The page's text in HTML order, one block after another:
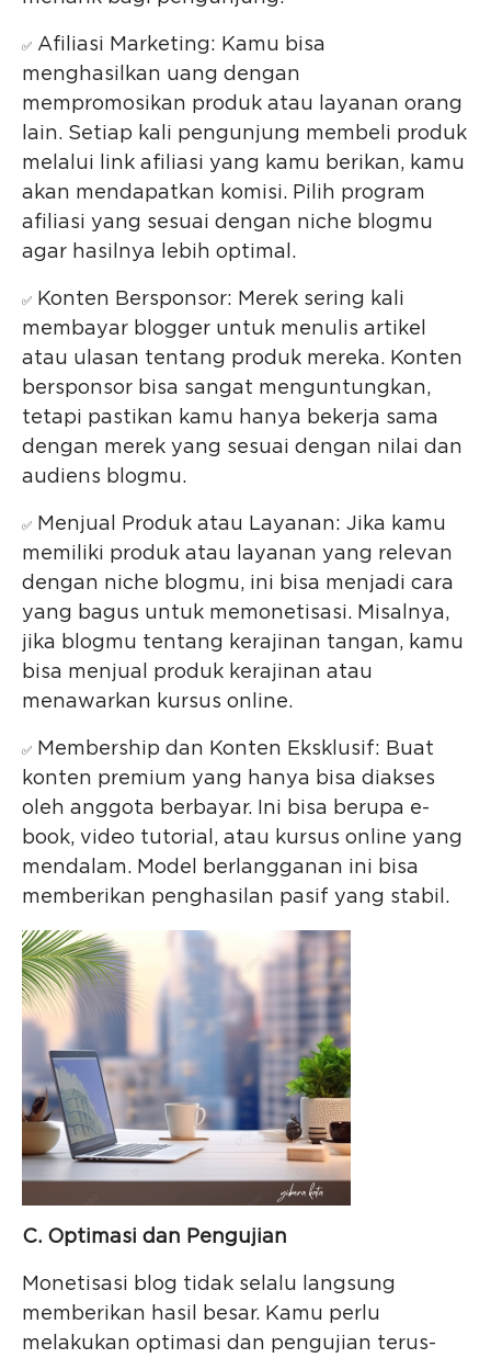
✅ Afiliasi Marketing: Kamu bisa
menghasilkan uang dengan
mempromosikan produk atau layanan orang
lain. Setiap kali pengunjung membeli produk
melalui link afiliasi yang kamu berikan, kamu
akan mendapatkan komisi. Pilih program
afiliasi yang sesuai dengan niche blogmu
agar hasilnya lebih optimal.
✅
Konten Bersponsor: Merek sering kali
membayar blogger untuk menulis artikel
atau ulasan tentang produk mereka. Konten
bersponsor bisa sangat menguntungkan,
tetapi pastikan kamu hanya bekerja sama
dengan merek yang sesuai dengan nilai dan
audiens blogmu.
✅
Menjual Produk atau Layanan: Jika kamu
memiliki produk atau layanan yang relevan
dengan niche blogmu, ini bisa menjadi cara
yang bagus untuk memonetisasi. Misalnya,
jika blogmu tentang kerajinan tangan, kamu
bisa menjual produk kerajinan atau
menawarkan kursus online.
✅
Membership dan Konten Eksklusif: Buat
konten premium yang hanya bisa diakses
oleh anggota berbayar. Ini bisa berupa e-
book, video tutorial, atau kursus online yang
mendalam. Model berlangganan ini bisa
memberikan penghasilan pasif yang stabil.
C. Optimasi dan Pengujian
Monetisasi blog tidak selalu langsung
memberikan hasil besar. Kamu perlu
melakukan optimasi dan pengujian terus-